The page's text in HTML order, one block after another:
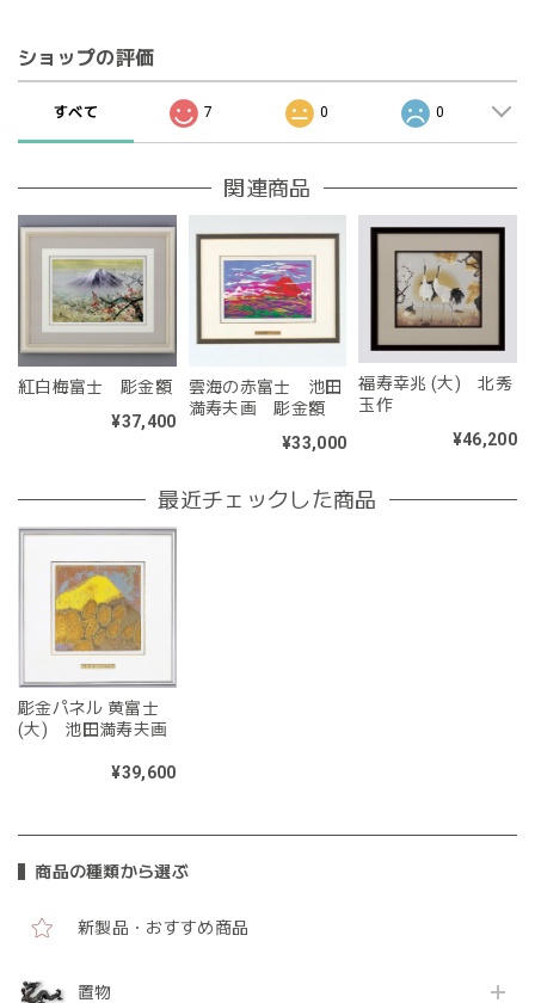
商品の種類から選ぶ
新製品・おすすめ商品
置物
ショップの評価
すべて 7 0 0
関連商品
紅白梅富士 彫金額
¥37,400
雲海の赤富士 池田
満寿夫画 彫金額
¥33,000
福寿幸兆 (大) 北秀
玉作
¥46,200
最近チェックした商品
彫金パネル 黄富士
(大) 池田満寿夫画
¥39,600